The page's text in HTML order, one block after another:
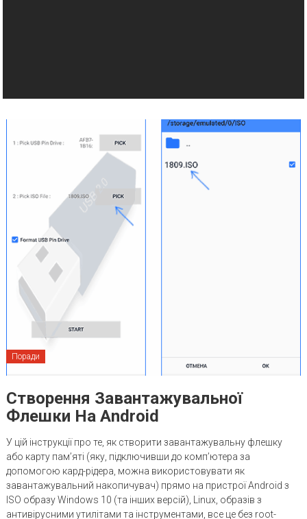
Поради
Створення Завантажувальної
Флешки На Android
У цій інструкції про те, як створити завантажувальну флешку
або карту пам’яті (яку, підключивши до комп’ютера за
допомогою кард-рідера, можна використовувати як
завантажувальний накопичувач) прямо на пристрої Android з
ISO образу Windows 10 (та інших версій), Linux, образів з
антивірусними утилітами та інструментами, все це без root-